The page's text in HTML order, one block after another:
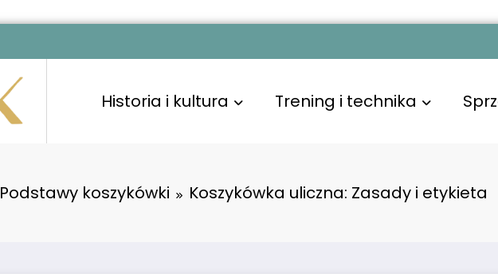
Historia i kultura Trening i technika
Podstawy koszykówki Koszykówka uliczna: Zasady i etykieta